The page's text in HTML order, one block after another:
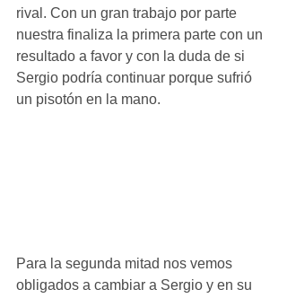
rival. Con un gran trabajo por parte
nuestra finaliza la primera parte con un
resultado a favor y con la duda de si
Sergio podría continuar porque sufrió
un pisotón en la mano.
Para la segunda mitad nos vemos
obligados a cambiar a Sergio y en su